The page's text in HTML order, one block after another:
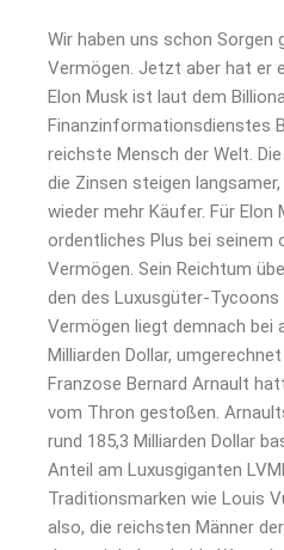
Wir haben uns schon Sorgen
Vermögen. Jetzt aber hat er
Elon Musk ist laut dem
Finanzinformationsdienstes
reichste Mensch der Welt.
die Zinsen steigen
wieder mehr Käufer. Für Elon
ordentliches Plus bei seinem
Vermögen. Sein Reichtum
den des Luxusgüter-Tycoons
Vermögen liegt demnach bei
Milliarden Dollar,
Franzose Bernard Arnault
vom Thron gestoßen.
rund 185,3 Milliarden Dollar
Anteil am Luxusgiganten
Traditionsmarken wie Louis
also, die reichsten Männer